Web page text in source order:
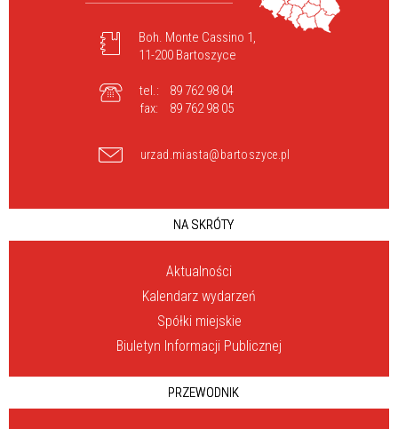
Boh. Monte Cassino 1,
11-200 Bartoszyce
tel.:
89 762 98 04
fax:
89 762 98 05
urzad.miasta@bartoszyce.pl
NA SKRÓTY
Aktualności
Kalendarz wydarzeń
Spółki miejskie
Biuletyn Informacji Publicznej
PRZEWODNIK